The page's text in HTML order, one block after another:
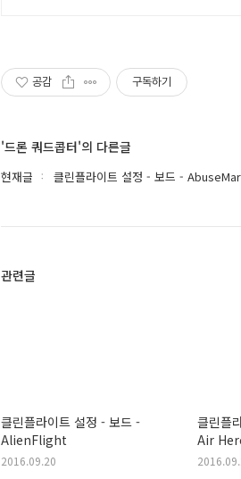
공감 구독하기
'드론 쿼드콥터'의 다른글
현재글 클린플라이트 설정 - 보드 -
관련글
클린플라이트 설정 - 보드 -
AlienFlight
2016.09.20
클린플
Air
Mini